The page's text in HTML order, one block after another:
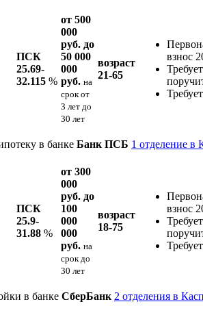
ПСК
25.69-
32.115 %
от 500
000
руб. до
50 000
000
руб. на
срокот
3 лет до
30 лет
возраст
21-65
взнос
в банке Банк ПСБ 1 отделение в
ПСК
25.9-
31.88 %
от 300
000
руб. до
100
000
000
руб. на
срокдо
30 лет
возраст
18-75
взнос
в банке СберБанк 2 отделения в